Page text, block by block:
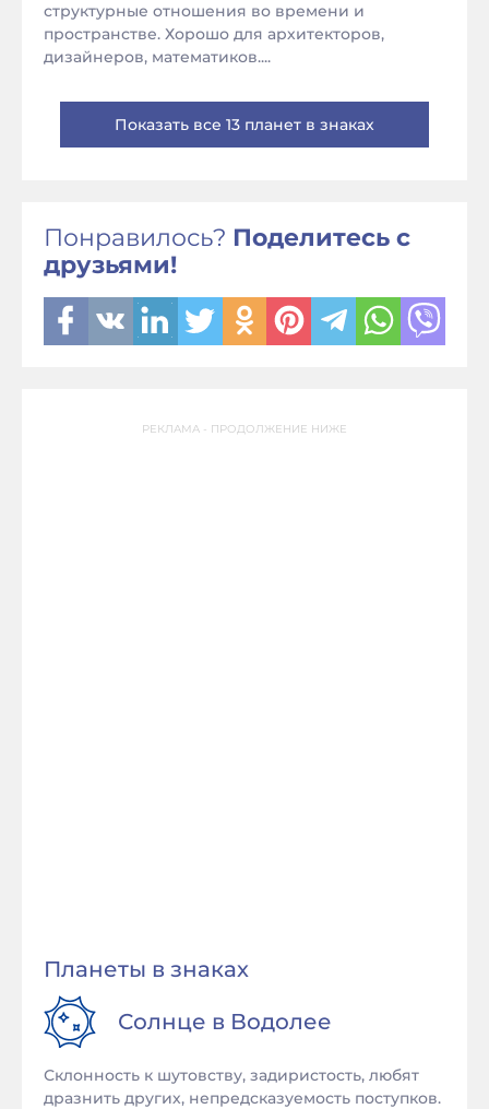
структурные отношения во времени и
пространстве. Хорошо для архитекторов,
дизайнеров, математиков....
Показать все 13 планет в знаках
Понравилось? Поделитесь с
друзьями!
РЕКЛАМА - ПРОДОЛЖЕНИЕ НИЖЕ
Планеты в знаках
Солнце в Водолее
Склонность к шутовству, задиристость, любят
дразнить других, непредсказуемость поступков.